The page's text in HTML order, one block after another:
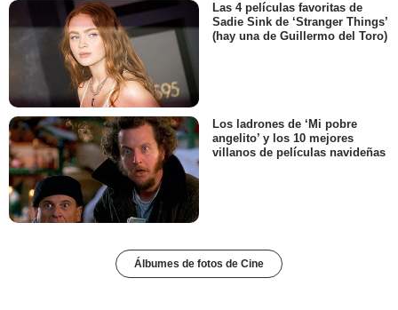
Las 4 películas favoritas de
Sadie Sink de ‘Stranger Things’
(hay una de Guillermo del Toro)
Los ladrones de ‘Mi pobre
angelito’ y los 10 mejores
villanos de películas navideñas
Álbumes de fotos de Cine